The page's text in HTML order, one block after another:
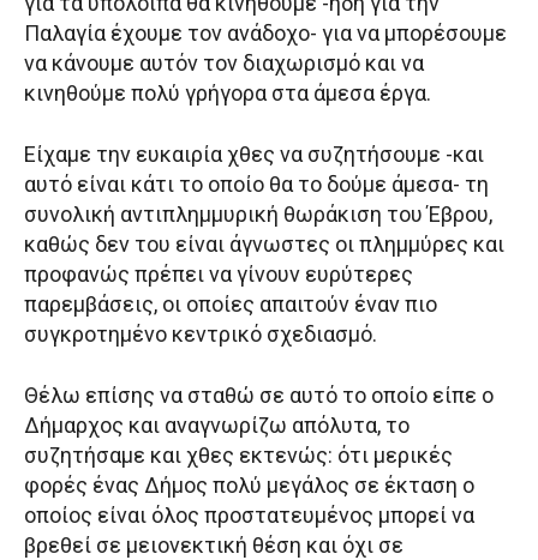
Παλαγία έχουμε τον ανάδοχο- για να μπορέσουμε
να κάνουμε αυτόν τον διαχωρισμό και να
κινηθούμε πολύ γρήγορα στα άμεσα έργα.
Είχαμε την ευκαιρία χθες να συζητήσουμε -και
αυτό είναι κάτι το οποίο θα το δούμε άμεσα- τη
συνολική αντιπλημμυρική θωράκιση του Έβρου,
καθώς δεν του είναι άγνωστες οι πλημμύρες και
προφανώς πρέπει να γίνουν ευρύτερες
παρεμβάσεις, οι οποίες απαιτούν έναν πιο
συγκροτημένο κεντρικό σχεδιασμό.
Θέλω επίσης να σταθώ σε αυτό το οποίο είπε ο
Δήμαρχος και αναγνωρίζω απόλυτα, το
συζητήσαμε και χθες εκτενώς: ότι μερικές
φορές ένας Δήμος πολύ μεγάλος σε έκταση ο
οποίος είναι όλος προστατευμένος μπορεί να
βρεθεί σε μειονεκτική θέση και όχι σε